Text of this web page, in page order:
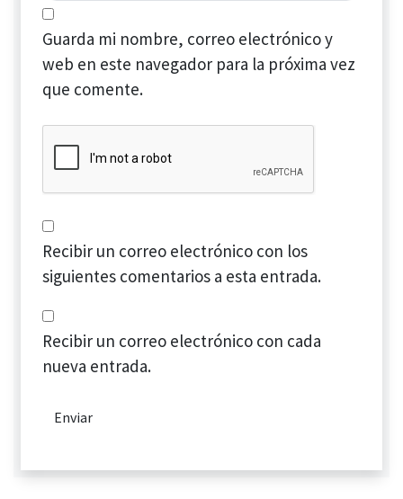
Guarda mi nombre, correo electrónico y
web en este navegador para la próxima vez
que comente.
Recibir un correo electrónico con los
siguientes comentarios a esta entrada.
Recibir un correo electrónico con cada
nueva entrada.